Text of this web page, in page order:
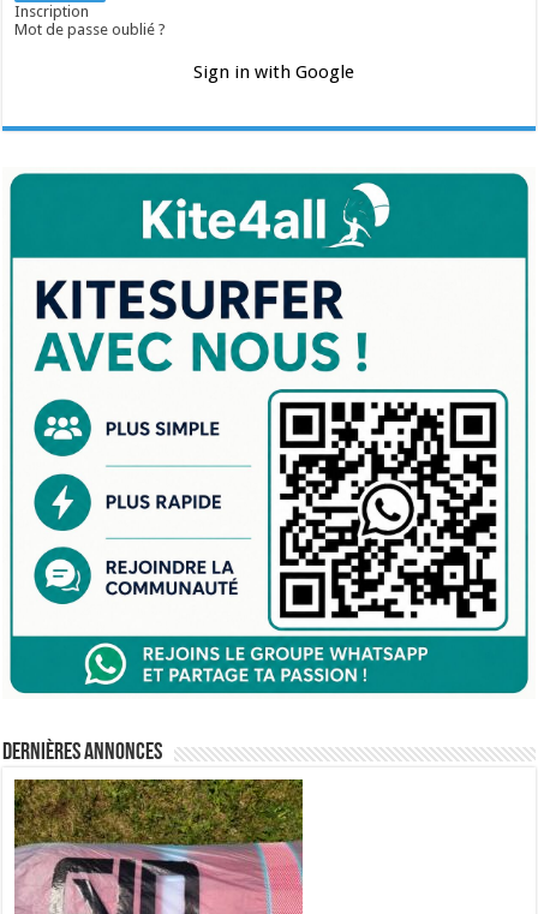
Inscription
Mot de passe oublié ?
Sign in with Google
Dernières annonces